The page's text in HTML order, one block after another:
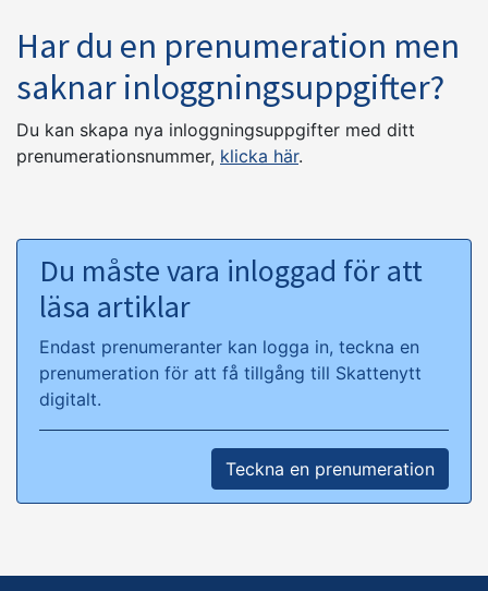
Har du en prenumeration men
saknar inloggningsuppgifter?
Du kan skapa nya inloggningsuppgifter med ditt
prenumerationsnummer, klicka här.
Du måste vara inloggad för att
läsa artiklar
Endast prenumeranter kan logga in, teckna en
prenumeration för att få tillgång till Skattenytt
digitalt.
Teckna en prenumeration